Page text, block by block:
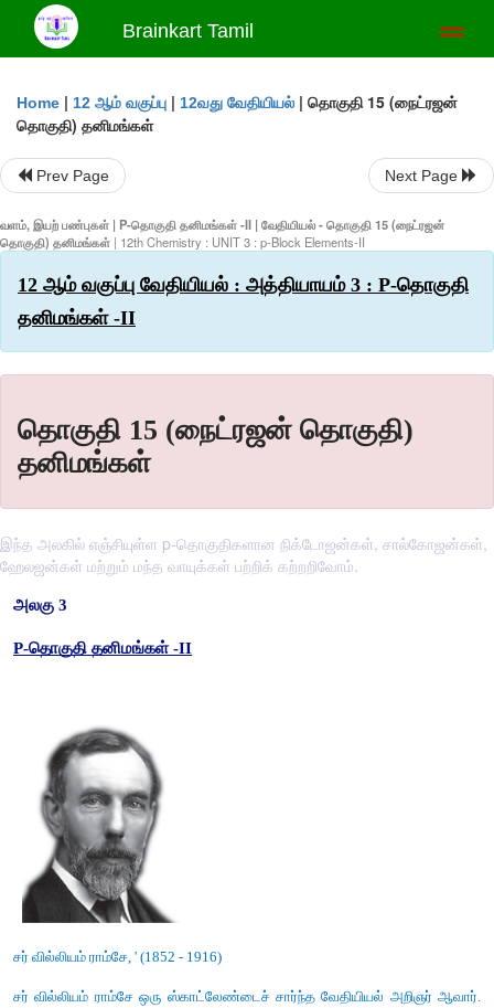
Brainkart Tamil
Home | 12 ஆம் வகுப்பு | 12வது வேதியியல் | தொகுதி 15 (நைட்ரஜன்
தொகுதி) தனிமங்கள்
Prev Page Next Page
வளம், இயற் பண்புகள் | P-தொகுதி தனிமங்கள் -II | வேதியியல் - தொகுதி 15 (நைட்ரஜன்
தொகுதி) தனிமங்கள் | 12th Chemistry : UNIT 3 : p-Block Elements-II
12 ஆம் வகுப்பு வேதியியல் : அத்தியாயம் 3 : P-தொகுதி
தனிமங்கள் -II
தொகுதி 15 (நைட்ரஜன் தொகுதி)
தனிமங்கள்
இந்த அலகில் எஞ்சியுள்ள p-தொகுதிகளான நிக்டோஜன்கள், சால்கோஜன்கள்,
ஹேலஜன்கள் மற்றும் மந்த வாயுக்கள் பற்றிக் கற்றறிவோம்.
அலகு 3
P-தொகுதி தனிமங்கள் -II